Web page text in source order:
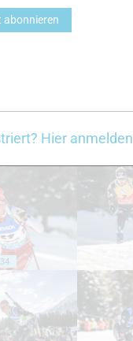
24
29
34
abonnieren
Hier anmelden